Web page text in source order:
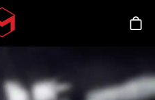
Skip to main content
스